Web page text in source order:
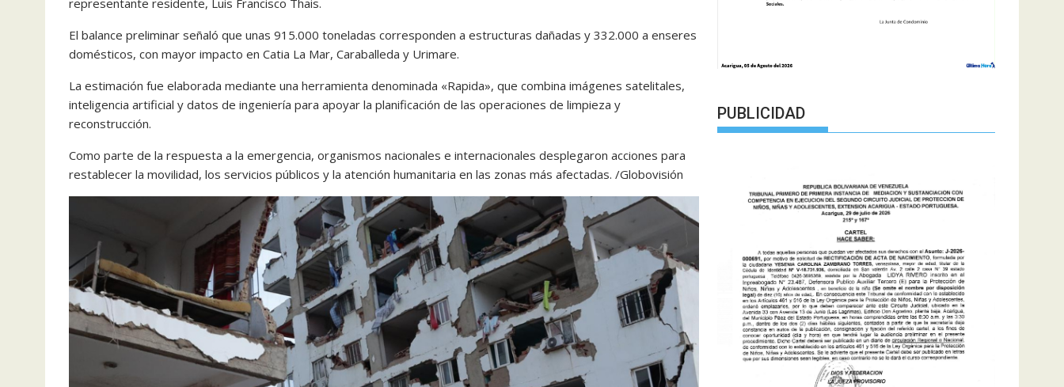
El balance preliminar señaló que unas 915.000 toneladas corresponden a estructuras dañadas y 332.000 a enseres
domésticos, con mayor impacto en Catia La Mar, Caraballeda y Urimare.
La estimación fue elaborada mediante una herramienta denominada «Rapida», que combina imágenes satelitales,
inteligencia artificial y datos de ingeniería para apoyar la planificación de las operaciones de limpieza y
reconstrucción.
Como parte de la respuesta a la emergencia, organismos nacionales e internacionales desplegaron acciones para
restablecer la movilidad, los servicios públicos y la atención humanitaria en las zonas más afectadas. /Globovisión
PUBLICIDAD